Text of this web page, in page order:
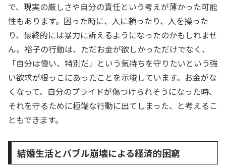
で、現実の厳しさや自分の責任という考えが薄かった可能
性もあります。困った時に、人に頼ったり、人を操った
り、最終的には暴力に訴えるようになったのかもしれませ
ん。裕子の行動は、ただお金が欲しかっただけでなく、
「自分は偉い、特別だ」という気持ちを守りたいという強
い欲求が根っこにあったことを示唆しています。お金がな
くなって、自分のプライドが傷つけられそうになった時、
それを守るために極端な行動に出てしまった、と考えるこ
ともできます。
結婚生活とバブル崩壊による経済的困窮